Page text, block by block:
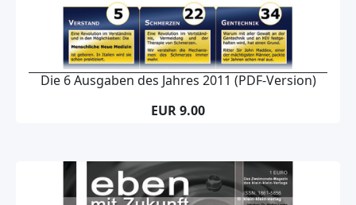
Die 6 Ausgaben des Jahres 2011 (PDF-Version)
EUR 9.00